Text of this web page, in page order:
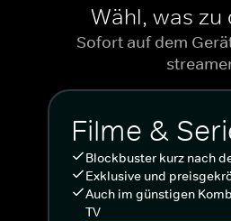
Wähl, was zu
Sofort auf dem
Filme &
Blockbuster kurz nach
Exklusive und
Auch im günstigen
TV